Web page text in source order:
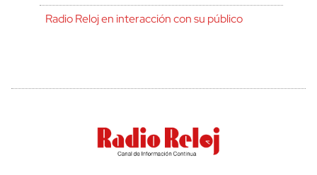
Radio Reloj en interacción con su público